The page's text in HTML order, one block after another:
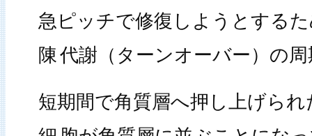
急ピッチで修復しようとする
陳代謝（ターンオーバー）の
短期間で角質層へ押し上げら